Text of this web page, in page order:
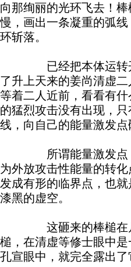
向那绚丽的光环飞去！
慢，画出一条凝重的弧
环斩落。
已经把本体运转开
了升上天来的姜尚清虚
等着二人近前，看看有
的猛烈攻击没有出现，
线，向自己的能量激发点
所谓能量激发点，
为外放攻击性能量的转
发成有形的临界点，也
漆黑的虚空。
这砸来的棒槌在凡
槌，在清虚等修士眼中
孔宣眼中，就完全露出了